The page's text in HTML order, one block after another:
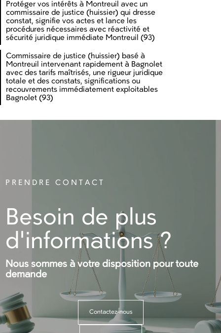
Protéger vos intérêts à Montreuil avec un
commissaire de justice (huissier) qui dresse
constat, signifie vos actes et lance les
procédures nécessaires avec réactivité et
sécurité juridique immédiate Montreuil (93)
Commissaire de justice (huissier) basé à
Montreuil intervenant rapidement à Bagnolet
avec des tarifs maîtrisés, une rigueur juridique
totale et des constats, significations ou
recouvrements immédiatement exploitables
Bagnolet (93)
PRENDRE CONTACT
Besoin de plus
d'informations ?
Nous sommes à votre disposition pour toute
demande
Contactez-nous